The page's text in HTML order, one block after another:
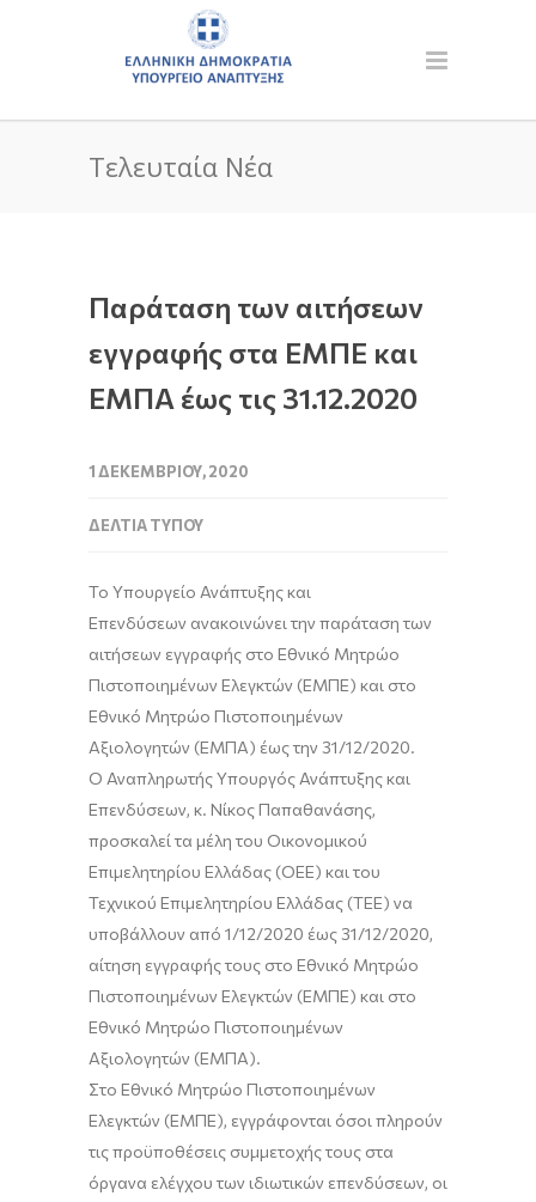
Τελευταία Νέα
Παράταση των αιτήσεων
εγγραφής στα ΕΜΠΕ και
ΕΜΠΑ έως τις 31.12.2020
1 ΔΕΚΕΜΒΡΊΟΥ, 2020
ΔΕΛΤΊΑ ΤΎΠΟΥ
Το Υπουργείο Ανάπτυξης και
Επενδύσεων ανακοινώνει την παράταση των
αιτήσεων εγγραφής στο Εθνικό Μητρώο
Πιστοποιημένων Ελεγκτών (ΕΜΠΕ) και στο
Εθνικό Μητρώο Πιστοποιημένων
Αξιολογητών (ΕΜΠΑ) έωςτην 31/12/2020.
Ο Αναπληρωτής Υπουργός Ανάπτυξης και
Επενδύσεων, κ. Νίκος Παπαθανάσης,
προσκαλεί τα μέλη του Οικονομικού
Επιμελητηρίου Ελλάδας (ΟΕΕ) και του
Τεχνικού Επιμελητηρίου Ελλάδας (ΤΕΕ) να
υποβάλλουν από 1/12/2020 έως 31/12/2020,
αίτηση εγγραφής τους στο Εθνικό Μητρώο
Πιστοποιημένων Ελεγκτών (ΕΜΠΕ) και στο
Εθνικό Μητρώο Πιστοποιημένων
Αξιολογητών (ΕΜΠΑ).
Στο Εθνικό Μητρώο Πιστοποιημένων
Ελεγκτών (ΕΜΠΕ), εγγράφονται όσοι πληρούν
τις προϋποθέσεις συμμετοχής τους στα
όργανα ελέγχου των ιδιωτικών επενδύσεων, οι